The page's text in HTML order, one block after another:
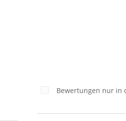
Bewertungen nur in